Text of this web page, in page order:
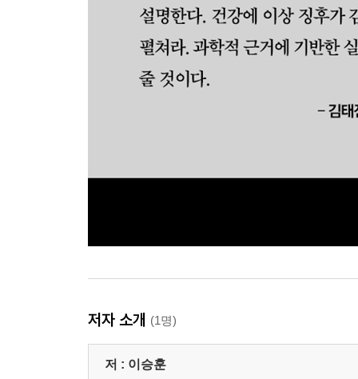
저자 소개 (1명)
저 : 이승훈